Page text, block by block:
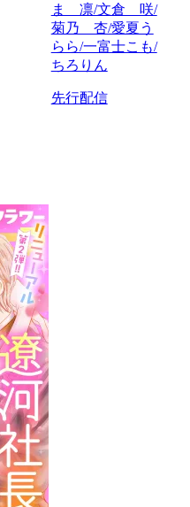
ま 凛/文倉 咲/
菊乃 杏/愛夏う
らら/一富士こも/
ちろりん
先行配信